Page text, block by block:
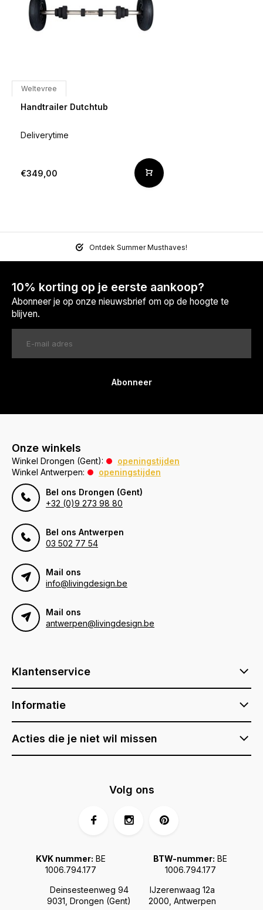
Weltevree
Handtrailer Dutchtub
Deliverytime
€349,00
Ontdek Summer Musthaves!
10% korting op je eerste aankoop?
Abonneer je op onze nieuwsbrief om op de hoogte te
blijven.
Abonneer
Onze winkels
Winkel Drongen (Gent):
openingstijden
Winkel Antwerpen:
openingstijden
Bel ons Drongen (Gent)
+32 (0)9 273 98 80
Bel ons Antwerpen
03 502 77 54
Mail ons
info@livingdesign.be
Mail ons
antwerpen@livingdesign.be
Klantenservice
Informatie
Acties die je niet wil missen
Deinsesteenweg 94
9031, Drongen (Gent)
IJzerenwaag 12a
2000, Antwerpen
KVK nummer: BE
1006.794.177
BTW-nummer: BE
1006.794.177
Volg ons